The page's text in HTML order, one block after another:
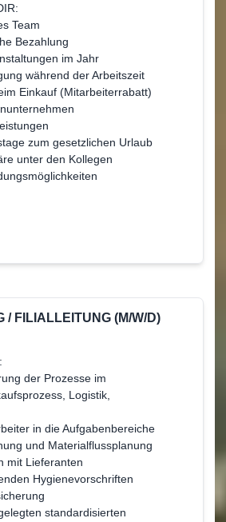
Team
Bezahlung
im Jahr
während der Arbeitszeit
Einkauf (Mitarbeiterrabatt)
zum gesetzlichen Urlaub
unter den Kollegen
/ FILIALLEITUNG (M/W/D)
der Prozesse im
Logistik,
in die Aufgabenbereiche
und Materialflussplanung
mit Lieferanten
Hygienevorschriften
standardisierten